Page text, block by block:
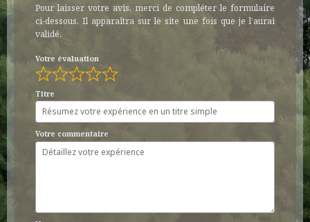
Pour laisser votre avis, merci de compléter le formulaire
ci-dessous. Il apparaîtra sur le site une fois que je l’aurai
validé.
Votre évaluation
Titre
Votre commentaire